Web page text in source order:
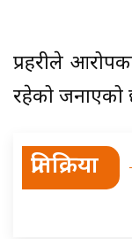
प्रहरीले
रहेको जनाएको
प्रतिक्रिया